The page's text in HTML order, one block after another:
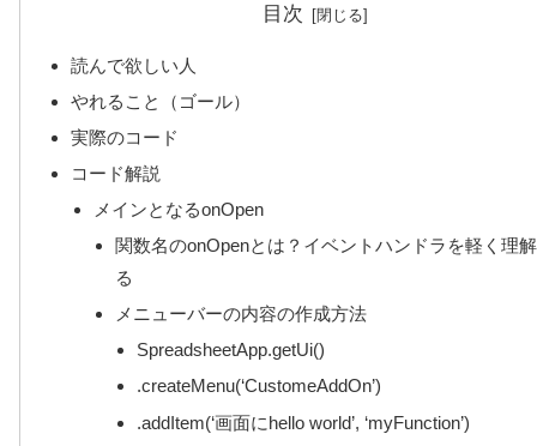
目次
読んで欲しい人
やれること（ゴール）
実際のコード
コード解説
メインとなるonOpen
関数名のonOpenとは？イベントハンドラを軽く理
る
メニューバーの内容の作成方法
SpreadsheetApp.getUi()
.createMenu(‘CustomeAddOn’)
.addItem(‘画面にhello world’, ‘myFunction’)